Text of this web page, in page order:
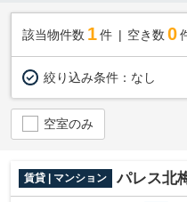
該当物件数 1件 空き数 0
絞り込み条件： なし
空室のみ
賃貸 | マンション パレス北